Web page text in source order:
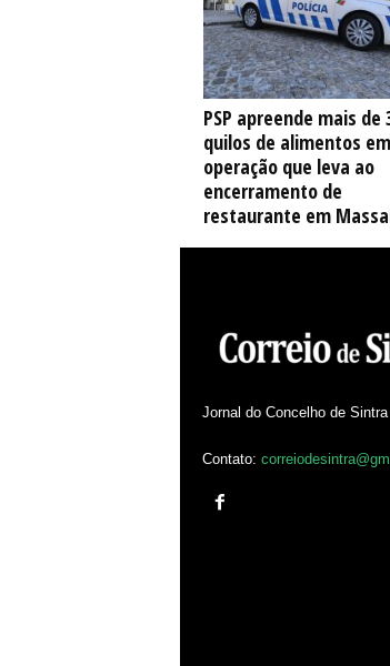
PSP apreende mais de
quilos de alimentos em
operação que leva ao
encerramento de
restaurante em
Jornal do Concelho de Sintra
Contato: